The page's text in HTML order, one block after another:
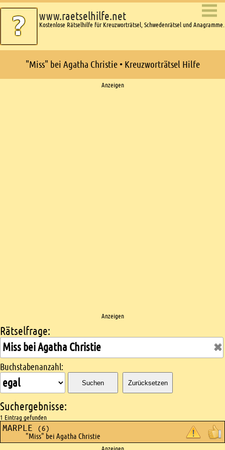
www.raetselhilfe.net
Kostenlose Rätselhilfe für Kreuzworträtsel, Schwedenrätsel und Anagramme.
"Miss" bei Agatha Christie • Kreuzworträtsel Hilfe
Anzeigen
Anzeigen
Kreuzworträtsel suchen
Rätselfrage:
Buchstabenanzahl:
Suchen Zurücksetzen
Suchergebnisse:
1 Eintrag gefunden
MARPLE (6)
"Miss" bei Agatha Christie